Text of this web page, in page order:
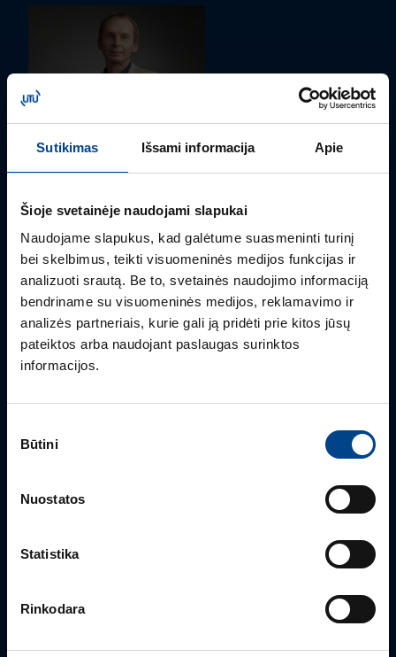
Sutikimas Išsami informacija Apie
Šioje svetainėje naudojami slapukai
Naudojame slapukus, kad galėtume suasmeninti turinį
bei skelbimus, teikti visuomeninės medijos funkcijas ir
analizuoti srautą. Be to, svetainės naudojimo informaciją
bendriname su visuomeninės medijos, reklamavimo ir
analizės partneriais, kurie gali ją pridėti prie kitos jūsų
pateiktos arba naudojant paslaugas surinktos
informacijos.
pasirinkimas
Būtini
Nuostatos
Statistika
Rinkodara
Rimvydas Biekša
+370 603 23732
rimvydas.bieksa@utugroup.com
+370 612 41409
Vardas*